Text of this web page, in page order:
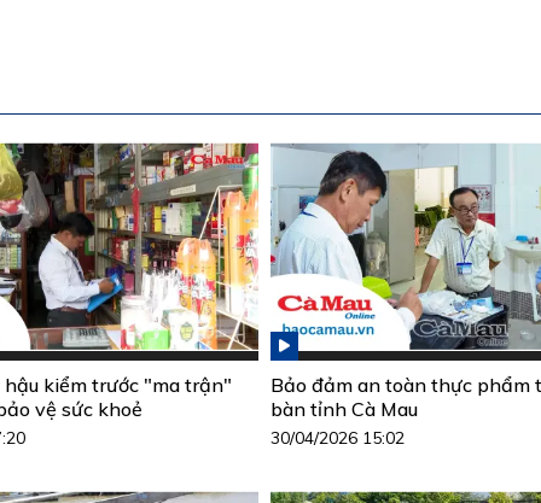
kiểm trước "ma trận"
vệ sức khoẻ
Bảo đảm an toàn thực phẩm
bàn tỉnh Cà Mau
30/04/2026 15:02